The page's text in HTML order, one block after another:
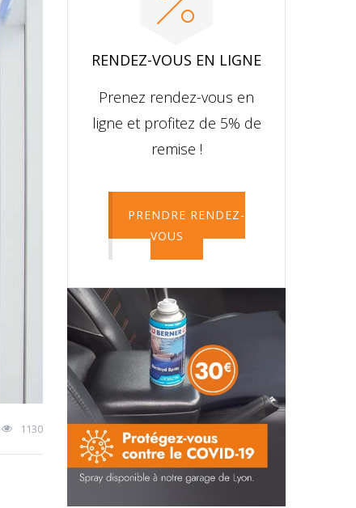
1130
RENDEZ-VOUS EN LIGNE
Prenez rendez-vous en
ligne et profitez de 5% de
remise !
PRENDRE RENDEZ-
VOUS